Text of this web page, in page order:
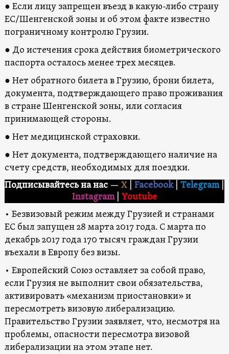
● Если лицу запрещен въезд в какую-либо страну
ЕС/Шенгенской зоны и об этом факте известно
пограничному контролю Грузии.
● До истечения срока действия биометрического
паспорта осталось менее трех месяцев.
● Нет обратного билета в Грузию, брони билета,
документа, подтверждающего право проживания
в стране Шенгенской зоны, или согласия
принимающей стороны.
● Нет медицинской страховки.
● Нет документа, подтверждающего наличие на
счету средств, необходимых для поездки.
Подписывайтесь на нас — X Facebook Telegram|
Instagram
Youtube
• Безвизовый режим между Грузией и странами
ЕС был запущен 28 марта 2017 года. С марта по
декабрь 2017 года 170 тысяч граждан Грузии
въехали в Европу без визы.
• Европейский Союз оставляет за собой право,
если Грузия не выполнит свои обязательства,
активировать «механизм приостановки» и
пересмотреть визовую либерализацию.
Правительство Грузии заявляет, что, несмотря на
проблемы, опасности пересмотра визовой
либерализации на этом этапе нет.